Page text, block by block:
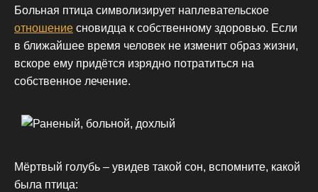
Больная птица символизирует наплевательское
отношение сновидца к собственному здоровью. Если
в ближайшее время человек не изменит образ жизни,
вскоре ему придётся изрядно потратиться на
собственное лечение.
Мёртвый голубь – увидев такой сон, вспомните, какой
была птица: